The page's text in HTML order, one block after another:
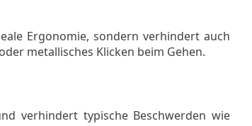
Ergonomie, sondern verhindert auch
metallisches Klicken beim Gehen.
verhindert typische Beschwerden wie